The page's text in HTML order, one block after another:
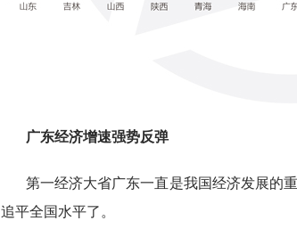
广东经济增速强势反弹
第一经济大省广东一直是我国经济发展的
追平全国水平了。